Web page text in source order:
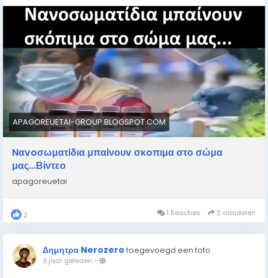
APAGOREUETAI-GROUP.BLOGSPOT.COM
Nαvoσωματiδια μπαiνουv σκoπιμα στο σώμα
μας...Βίντεο
apagoreuetai
2 1 Reacties 2 aandelen
Δημητρα Nerozero toegevoegd een foto
3 jaar geleden -